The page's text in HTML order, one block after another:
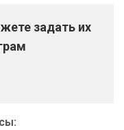
задать их